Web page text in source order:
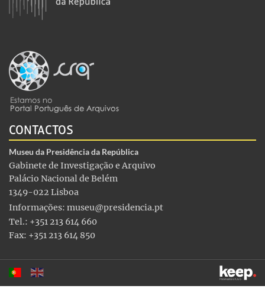
CONTACTOS
Museu da Presidência da República
Gabinete de Investigação e Arquivo
Palácio Nacional de Belém
1349-022 Lisboa
Informações: museu@presidencia.pt
Tel.: +351 213 614 660
Fax: +351 213 614 850